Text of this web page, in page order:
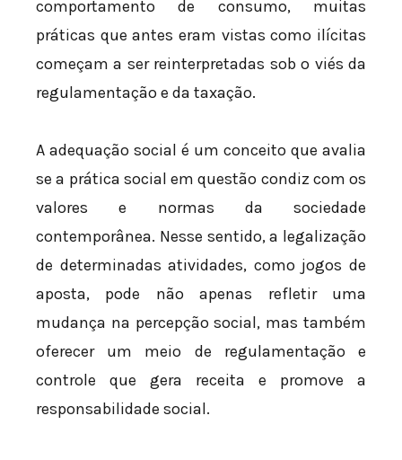
comportamento de consumo, muitas
práticas que antes eram vistas como ilícitas
começam a ser reinterpretadas sob o viés da
regulamentação e da taxação.
A adequação social é um conceito que avalia
se a prática social em questão condiz com os
valores e normas da sociedade
contemporânea. Nesse sentido, a legalização
de determinadas atividades, como jogos de
aposta, pode não apenas refletir uma
mudança na percepção social, mas também
oferecer um meio de regulamentação e
controle que gera receita e promove a
responsabilidade social.